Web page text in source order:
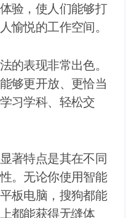
验，使人们能够打
愉悦的工作空间。
的表现非常出色。
够更开放、更恰当
习学科、轻松交
著特点是其在不同
。无论你使用智能
板电脑，搜狗都能
都能获得无缝体